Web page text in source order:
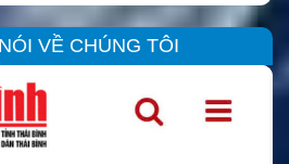
VỀ CHÚNG TÔI